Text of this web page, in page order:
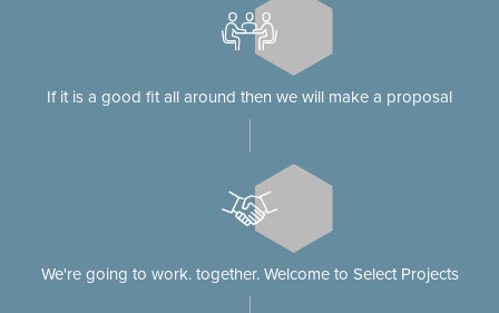
If it is a good fit all around then we will make a proposal
We're going to work. together. Welcome to Select Projects